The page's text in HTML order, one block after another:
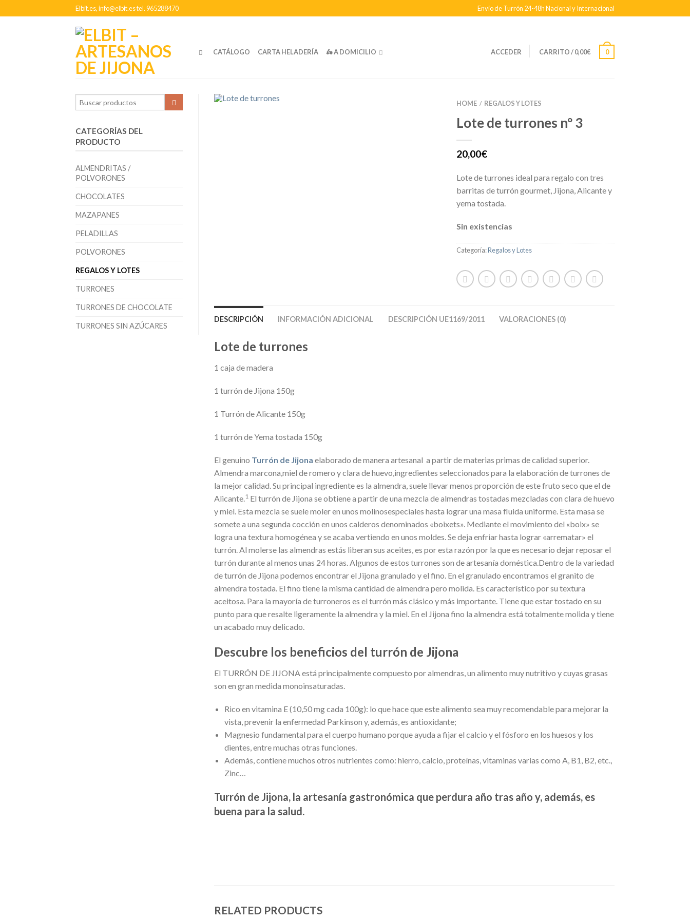
Elbit.es, info@elbit.es tel. 965288470 Envio de Turrón 24-48h Nacional y Internacional
CATÁLOGO CARTA HELADERÍA 🛵 A DOMICILIO ACCEDER CARRITO/0,00€ 0
CATEGORÍAS DEL
PRODUCTO
ALMENDRITAS /
POLVORONES
CHOCOLATES
MAZAPANES
PELADILLAS
POLVORONES
REGALOS Y LOTES
TURRONES
TURRONES DE CHOCOLATE
TURRONES SIN AZÚCARES
HOME / REGALOS Y LOTES
Lote de turrones nº 3
20,00€
Lote de turrones ideal para regalo con tres
barritas de turrón gourmet, Jijona, Alicante y
yema tostada.
Sin existencias
Categoría:Regalos y Lotes
DESCRIPCIÓN INFORMACIÓN ADICIONAL DESCRIPCIÓN UE1169/2011 VALORACIONES (0)
Lote de turrones
1 caja de madera
1 turrón de Jijona 150g
1 Turrón de Alicante 150g
1 turrón de Yema tostada 150g
El genuino Turrón de Jijona elaborado de manera artesanal a partir de materias primas de calidad superior.
Almendra marcona,miel de romero y clara de huevo,ingredientes seleccionados para la elaboración de turrones de
la mejor calidad. Su principal ingrediente es la almendra, suele llevar menos proporción de este fruto seco que el de
Alicante.1 El turrón de Jijona se obtiene a partir de una mezcla de almendras tostadas mezcladas con clara de huevo
y miel. Esta mezcla se suele moler en unos molinosespeciales hasta lograr una masa fluida uniforme. Esta masa se
somete a una segunda cocción en unos calderos denominados «boixets». Mediante el movimiento del «boix» se
logra una textura homogénea y se acaba vertiendo en unos moldes. Se deja enfriar hasta lograr «arrematar» el
turrón. Al molerse las almendras estás liberan sus aceites, es por esta razón por la que es necesario dejar reposar el
turrón durante al menos unas 24 horas. Algunos de estos turrones son de artesanía doméstica.Dentro de la variedad
de turrón de Jijona podemos encontrar el Jijona granulado y el fino. En el granulado encontramos el granito de
almendra tostada. El fino tiene la misma cantidad de almendra pero molida. Es característico por su textura
aceitosa. Para la mayoría de turroneros es el turrón más clásico y más importante. Tiene que estar tostado en su
punto para que resalte ligeramente la almendra y la miel. En el Jijona fino la almendra está totalmente molida y tiene
un acabado muy delicado.
Descubre los beneficios del turrón de Jijona
El TURRÓN DE JIJONA está principalmente compuesto por almendras, un alimento muy nutritivo y cuyas grasas
son en gran medida monoinsaturadas.
Rico en vitamina E (10,50 mg cada 100g): lo que hace que este alimento sea muy recomendable para mejorar la
vista, prevenir la enfermedad Parkinson y, además, es antioxidante;
Magnesio fundamental para el cuerpo humano porque ayuda a fijar el calcio y el fósforo en los huesos y los
dientes, entre muchas otras funciones.
Además, contiene muchos otros nutrientes como: hierro, calcio, proteínas, vitaminas varias como A, B1, B2, etc.,
Zinc…
Turrón de Jijona, la artesanía gastronómica que perdura año tras año y, además, es
buena para la salud.
RELATED PRODUCTS